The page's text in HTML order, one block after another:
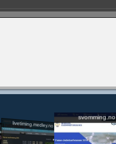
livetiming.medley.no
svomming.no